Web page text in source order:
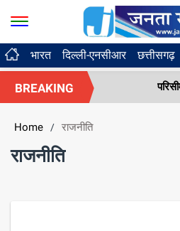
भारत दिल्ली-एनसीआर छत्तीसगढ़
BREAKING
घंटाघर परिसीमन के
Home / राजनीति
राजनीति